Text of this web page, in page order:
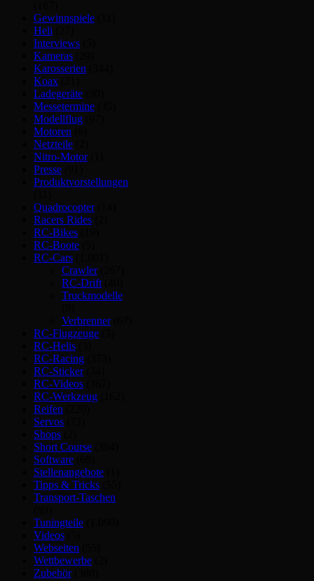
Gewinnspiele
Heli
Interviews
Kameras
Karosserien
Koax
Ladegeräte
Messetermine
Modellflug
Motoren
Netzteile
Nitro-Motor(1)
Presse
Produktvorstellungen
Quadrocopter(14)
Racers Rides
RC-Bikes
RC-Boote
RC-Cars
Crawler(267)
RC-Drift
Truckmodelle
Verbrenner(67)
RC-Flugzeuge
RC-Helis
RC-Racing
RC-Sticker(34)
RC-Videos
RC-Werkzeug
Reifen
Servos
Shops
Short Course
Software
Stellenangebote
Tipps & Tricks
Transport-Taschen
Tuningteile
Videos
Webseiten
Wettbewerbe
Zubehör(380)